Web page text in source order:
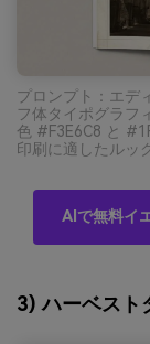
プロンプト：エデ
フ体タイポグラフ
色 #F3E6C8 と
印刷に適したルッ
AIで無料イ
3) ハーベスト